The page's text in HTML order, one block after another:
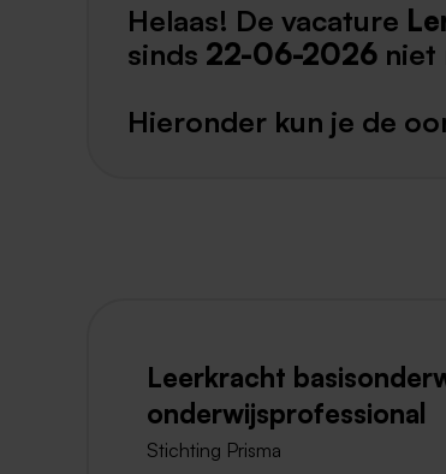
Helaas! De vacature
sinds 22-06-2026 niet
Hieronder kun je de
Leerkracht
onderwijsprofessional
Stichting Prisma